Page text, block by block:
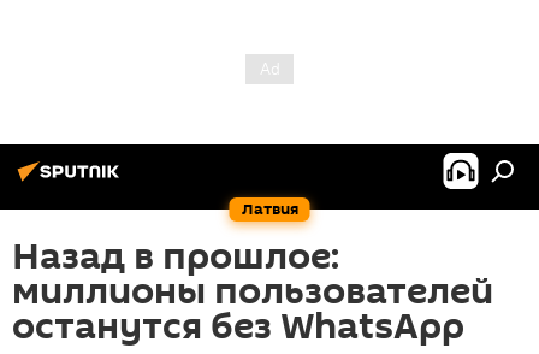
Латвия
Назад в прошлое:
миллионы пользователей
останутся без WhatsApp